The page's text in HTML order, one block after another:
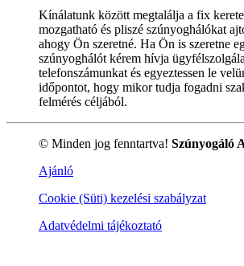
Kínálatunk között megtalálja a fix
mozgatható és pliszé szúnyoghálókat
ahogy Ön szeretné. Ha Ön is szeretne
szúnyoghálót kérem hívja
telefonszámunkat és egyeztessen le
időpontot, hogy mikor tudja fogadni
felmérés céljából.
© Minden jog fenntartva! Szúnyogáló
Ajánló
Cookie (Süti) kezelési szabályzat
Adatvédelmi tájékoztató